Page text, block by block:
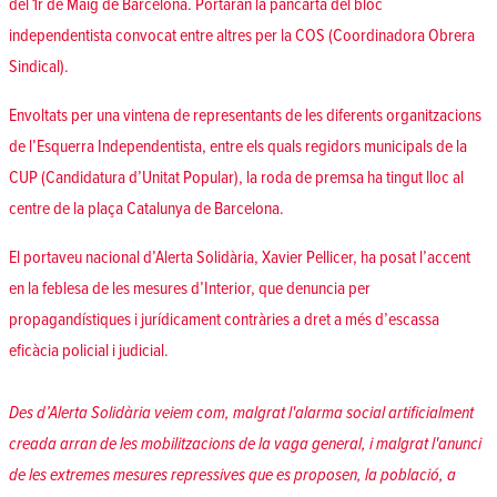
del 1r de Maig de Barcelona. Portaran la pancarta del bloc
independentista convocat entre altres per la COS (Coordinadora Obrera
Sindical).
Envoltats per una vintena de representants de les diferents organitzacions
de l’Esquerra Independentista, entre els quals regidors municipals de la
CUP (Candidatura d’Unitat Popular), la roda de premsa ha tingut lloc al
centre de la plaça Catalunya de Barcelona.
El portaveu nacional d’Alerta Solidària, Xavier Pellicer, ha posat l’accent
en la feblesa de les mesures d’Interior, que denuncia per
propagandístiques i jurídicament contràries a dret a més d’escassa
eficàcia policial i judicial.
Des d’Alerta Solidària veiem com, malgrat l'alarma social artificialment
creada arran de les mobilitzacions de la vaga general, i malgrat l'anunci
de les extremes mesures repressives que es proposen, la població, a